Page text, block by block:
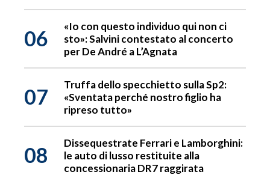
06
«Io con questo individuo qui non ci
sto»: Salvini contestato al concerto
per De André a L’Agnata
07
Truffa dello specchietto sulla Sp2:
«Sventata perché nostro figlio ha
ripreso tutto»
08
Dissequestrate Ferrari e Lamborghini:
le auto di lusso restituite alla
concessionaria DR7 raggirata